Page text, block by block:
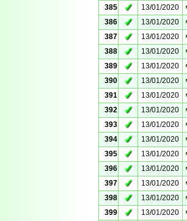
385
✓ 13/01/2020
386
✓ 13/01/2020
387
✓ 13/01/2020
388
✓ 13/01/2020
389
✓ 13/01/2020
390
✓ 13/01/2020
391
✓ 13/01/2020
392
✓ 13/01/2020
393
✓ 13/01/2020
394
✓ 13/01/2020
395
✓ 13/01/2020
396
✓ 13/01/2020
397
✓ 13/01/2020
398
✓ 13/01/2020
399
✓ 13/01/2020